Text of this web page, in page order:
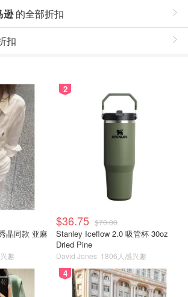
逊的全部折扣
扣
晶同款 亚麻
趣
2
$36.75 $70.00
Stanley Iceflow 2.0 吸管杯 30oz
Dried Pine
David Jones 1806人感兴趣
4